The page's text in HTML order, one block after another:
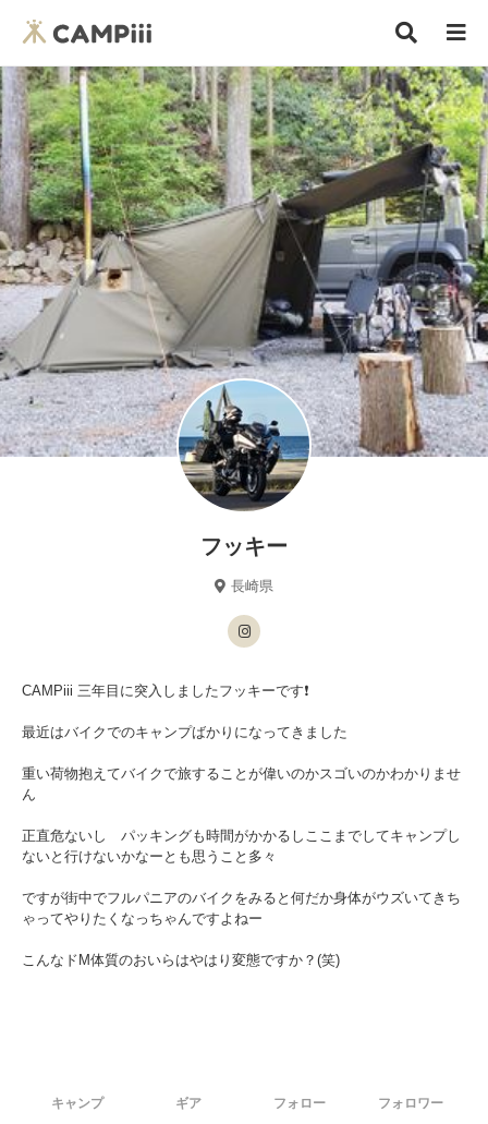
フッキー
長崎県
CAMPiii 三年目に突入しましたフッキーです❗️
最近はバイクでのキャンプばかりになってきました
重い荷物抱えてバイクで旅することが偉いのかスゴいのかわかりませ
ん
正直危ないし パッキングも時間がかかるしここまでしてキャンプし
ないと行けないかなーとも思うこと多々
ですが街中でフルパニアのバイクをみると何だか身体がウズいてきち
ゃってやりたくなっちゃんですよねー
こんなドM体質のおいらはやはり変態ですか？(笑)
キャンプ ギア フォロー フォロワー